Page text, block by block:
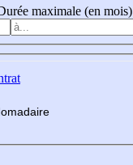
maximale (en mois)
madaire